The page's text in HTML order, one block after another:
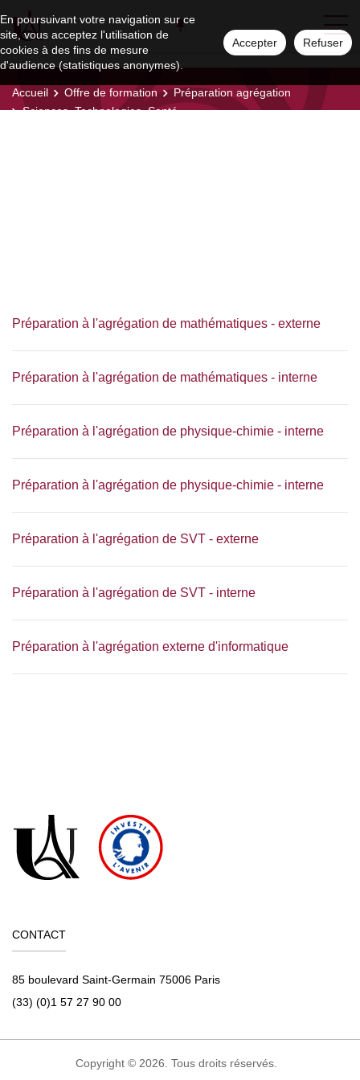
En poursuivant votre navigation sur ce
site, vous acceptez l'utilisation de
cookies à des fins de mesure
d'audience (statistiques anonymes).
Accepter Refuser
Accueil Offre de formation
Préparation agrégation
Sciences, Technologies, Santé
Préparation à l'agrégation de mathématiques - externe
Préparation à l'agrégation de mathématiques - interne
Préparation à l'agrégation de physique-chimie - interne
Préparation à l'agrégation de physique-chimie - interne
Préparation à l'agrégation de SVT - externe
Préparation à l'agrégation de SVT - interne
Préparation à l'agrégation externe d'informatique
CONTACT
85 boulevard Saint-Germain 75006 Paris
(33) (0)1 57 27 90 00
Copyright © 2026. Tous droits réservés.